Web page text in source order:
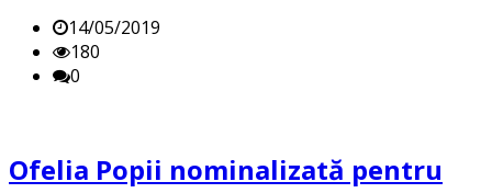
14/05/2019
180
0
Ofelia Popii nominalizată pentru